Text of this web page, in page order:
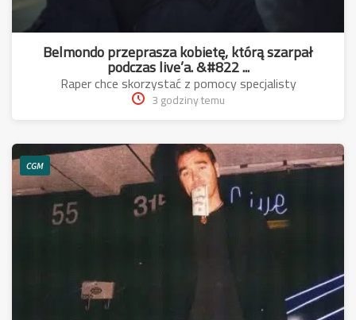
Belmondo przeprasza kobietę, którą szarpał
podczas live’a. &#822 ...
Raper chce skorzystać z pomocy specjalisty
3 godziny temu
CGM